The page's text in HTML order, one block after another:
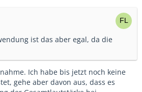
ist das aber egal, da die
Ich habe bis jetzt noch keine
gehe aber davon aus, dass es